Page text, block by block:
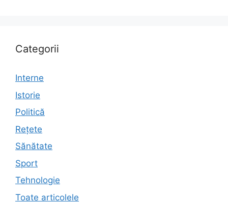
Categorii
Interne
Istorie
Politică
Rețete
Sănătate
Sport
Tehnologie
Toate articolele